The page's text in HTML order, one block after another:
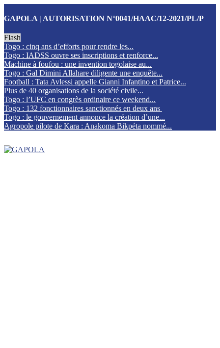
GAPOLA | AUTORISATION N°0041/HAAC/12-2021/PL/P
Flash
Togo : cinq ans d’efforts pour rendre les...
Togo : IADSS ouvre ses inscriptions et renforce...
Machine à foufou : une invention togolaise au...
Togo : Gal Dimini Allahare diligente une enquête...
Football : Tata Avlessi appelle Gianni Infantino et Patrice...
Plus de 40 organisations de la société civile...
Togo : l’UFC en congrès ordinaire ce weekend...
Togo : 132 fonctionnaires sanctionnés en deux ans
Togo : le gouvernement annonce la création d’une...
Agropole pilote de Kara : Anakoma Bikpéta nommé...